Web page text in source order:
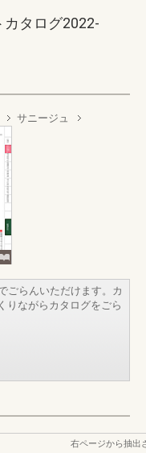
タログ2022-
サニージュ
ごらんいただけます。カ
りながらカタログをごら
右ページから抽出